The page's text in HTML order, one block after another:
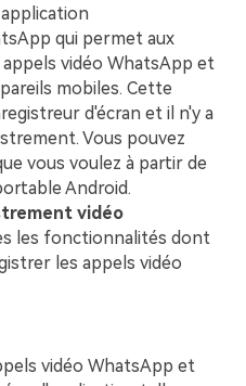
qui permet aux
vidéo WhatsApp et
mobiles. Cette
d'écran et il n'y a
Vous pouvez
vous voulez à partir de
Android.
vidéo
les fonctionnalités dont
les appels vidéo
vidéo WhatsApp et